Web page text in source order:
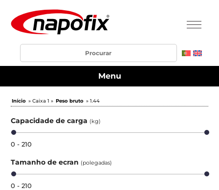
Menu
Início » Caixa 1 » Peso bruto » 1.44
Capacidade de carga (kg)
0 - 210
Tamanho de ecran (polegadas)
0 - 210